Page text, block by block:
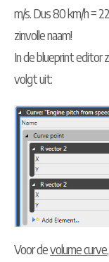
m/s. Dus 80 km/h =
zinvolle naam!
In de blueprint editor
volgt uit:
Voor devolume curve